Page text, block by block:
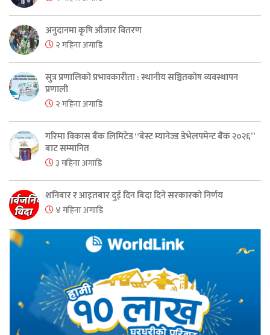
अनुदानमा कृषि औजार वितरण
२ महिना अगाडि
सुत्र प्रणालिको प्रभावकारीता : स्थानीय सञ्चितकोष व्यवस्थापन
प्रणाली
२ महिना अगाडि
गरिमा विकास बैंक लिमिटेड “बेस्ट म्यानेज्ड डेभेलपमेन्ट बैंक २०२६”
बाट सम्मानित
३ महिना अगाडि
शनिबार र आइतबार दुई दिन बिदा दिने सरकारको निर्णय
४ महिना अगाडि